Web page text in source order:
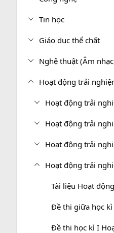
Tin học
Giáo dục thể chất
Hoạt động trải
Hoạt động trải
Hoạt động trải
Hoạt động trải
Hoạt động trải